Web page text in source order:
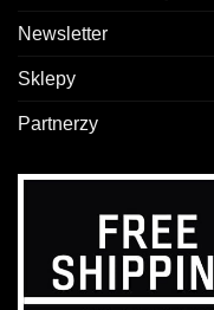
Newsletter
Sklepy
Partnerzy